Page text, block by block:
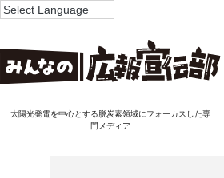
太陽光発電を中心とする脱炭素領域にフォーカスした専
門メディア